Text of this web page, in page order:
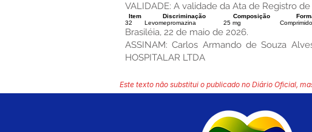
VALIDADE: A validade da Ata de Registro
Item Discriminação Composição
32
Levomepromazina 25 mg Comprimido
Brasiléia, 22 de maio de 2026.
ASSINAM: Carlos Armando de Souza
HOSPITALAR LTDA
Este texto não substitui o publicado no Diário Oficial,